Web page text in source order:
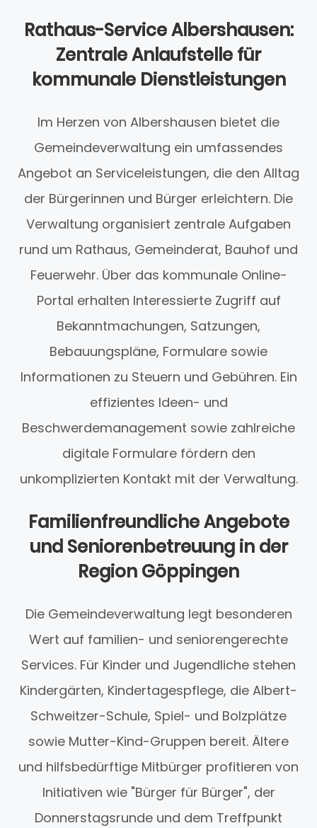
Rathaus-Service Albershausen:
Zentrale Anlaufstelle für
kommunale Dienstleistungen
Im Herzen von Albershausen bietet die
Gemeindeverwaltung ein umfassendes
Angebot an Serviceleistungen, die den Alltag
der Bürgerinnen und Bürger erleichtern. Die
Verwaltung organisiert zentrale Aufgaben
rund um Rathaus, Gemeinderat, Bauhof und
Feuerwehr. Über das kommunale Online-
Portal erhalten Interessierte Zugriff auf
Bekanntmachungen, Satzungen,
Bebauungspläne, Formulare sowie
Informationen zu Steuern und Gebühren. Ein
effizientes Ideen- und
Beschwerdemanagement sowie zahlreiche
digitale Formulare fördern den
unkomplizierten Kontakt mit der Verwaltung.
Familienfreundliche Angebote
und Seniorenbetreuung in der
Region Göppingen
Die Gemeindeverwaltung legt besonderen
Wert auf familien- und seniorengerechte
Services. Für Kinder und Jugendliche stehen
Kindergärten, Kindertagespflege, die Albert-
Schweitzer-Schule, Spiel- und Bolzplätze
sowie Mutter-Kind-Gruppen bereit. Ältere
und hilfsbedürftige Mitbürger profitieren von
Initiativen wie "Bürger für Bürger", der
Donnerstagsrunde und dem Treffpunkt